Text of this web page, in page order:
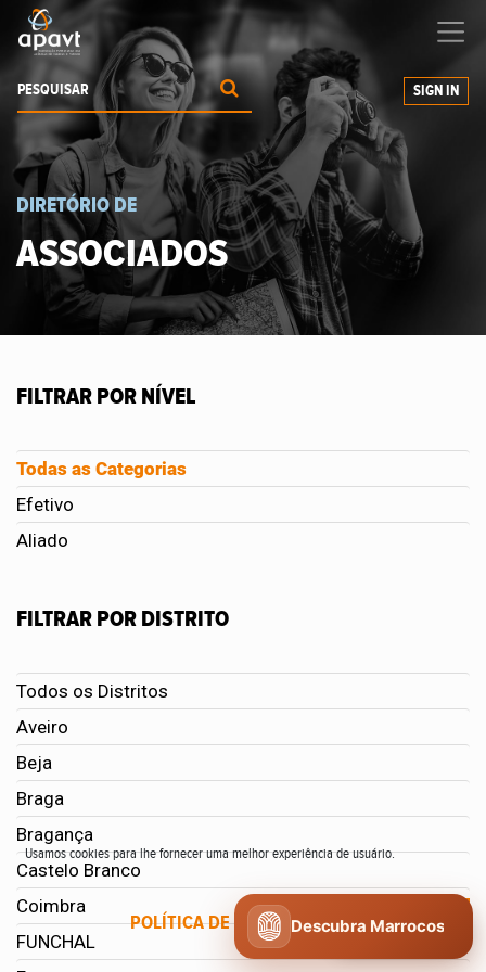
a expandir os seus negócios
SIGN IN
DIRETÓRIO DE
ASSOCIADOS
FILTRAR POR NÍVEL
Todas as Categorias
Efetivo
Aliado
FILTRAR POR DISTRITO
Todos os Distritos
Aveiro
Beja
Braga
Bragança
Castelo Branco
Coimbra
FUNCHAL
Usamos cookies para lhe fornecer uma melhor experiência de usuário.
POLÍTICA DE COOKIES CONCORDO
Descubra Marrocos